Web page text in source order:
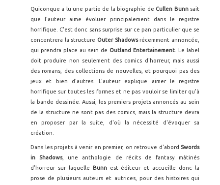
Quiconque a lu une partie de la biographie de Cullen Bunn sait
que l'auteur aime évoluer principalement dans le registre
horrifique. C'est donc sans surprise sur ce pan particulier que se
concentrera la structure Outer Shadowsrécemment annoncée,
qui prendra place au sein de Outland Entertainement . Le label
doit produire non seulement des comics d'horreur, mais aussi
des romans, des collections de nouvelles, et pourquoi pas des
jeux et bien d'autres. L'auteur explique aimer le registre
horrifique sur toutes les formes et ne pas vouloir se limiter qu'à
la bande dessinée. Aussi, les premiers projets annoncés au sein
de la structure ne sont pas des comics, mais la structure devra
en proposer par la suite, d'où la nécessité d'évoquer sa
création.
Dans les projets à venir en premier, on retrouve d'abord Swords
in Shadows, une anthologie de récits de fantasy mâtinés
d'horreur sur laquelle
Bunn est éditeur et accueille donc la
prose de plusieurs auteurs et autrices, pour des histoires qui